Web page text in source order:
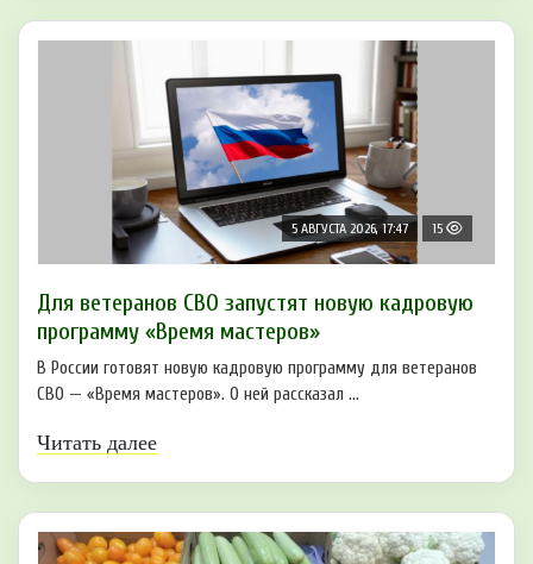
5 АВГУСТА 2026, 17:47 15
Для ветеранов СВО запустят новую кадровую
программу «Время мастеров»
В России готовят новую кадровую программу для ветеранов
СВО — «Время мастеров». О ней рассказал ...
Читать далее